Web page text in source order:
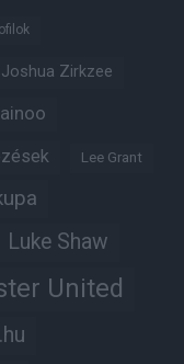
Joshua Zirkzee
Lee Grant
Luke Shaw
United